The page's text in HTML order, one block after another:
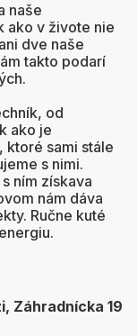
naše
ako v živote nie
dve naše
takto podarí
od
ako je
ktoré sami stále
s nimi.
ním získava
nám dáva
Ručne kuté
Záhradnícka 19